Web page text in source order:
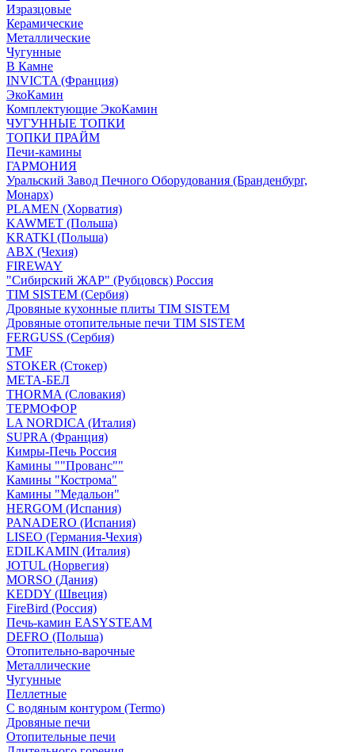
Изразцовые
Керамические
Металлические
Чугунные
В Камне
INVICTA (Франция)
ЭкоКамин
Комплектующие ЭкоКамин
ЧУГУННЫЕ ТОПКИ
ТОПКИ ПРАЙМ
Печи-камины
ГАРМОНИЯ
Уральский Завод Печного Оборудования (Бранденбург,
Монарх)
PLAMEN (Хорватия)
KAWMET (Польша)
KRATKI (Польша)
ABX (Чехия)
FIREWAY
"Сибирский ЖАР" (Рубцовск) Россия
TIM SISTEM (Сербия)
Дровяные кухонные плиты TIM SISTEM
Дровяные отопительные печи TIM SISTEM
FERGUSS (Сербия)
TMF
STOKER (Стокер)
МЕТА-БЕЛ
THORMA (Словакия)
ТЕРМОФОР
LA NORDICA (Италия)
SUPRA (Франция)
Кимры-Печь Россия
Камины ""Прованс""
Камины "Кострома"
Камины "Медальон"
HERGOM (Испания)
PANADERO (Испания)
LISEO (Германия-Чехия)
EDILKAMIN (Италия)
JOTUL (Норвегия)
MORSO (Дания)
KEDDY (Швеция)
FireBird (Россия)
Печь-камин EASYSTEAM
DEFRO (Польша)
Отопительно-варочные
Металлические
Чугунные
Пеллетные
С водяным контуром (Termo)
Дровяные печи
Отопительные печи